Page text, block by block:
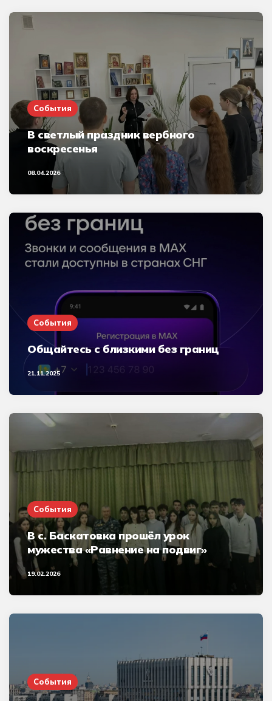
События
В светлый праздник вербного
воскресенья
08.04.2026
События
Общайтесь с близкими без границ
21.11.2025
События
В с. Баскатовка прошёл урок
мужества «Равнение на подвиг»
19.02.2026
События